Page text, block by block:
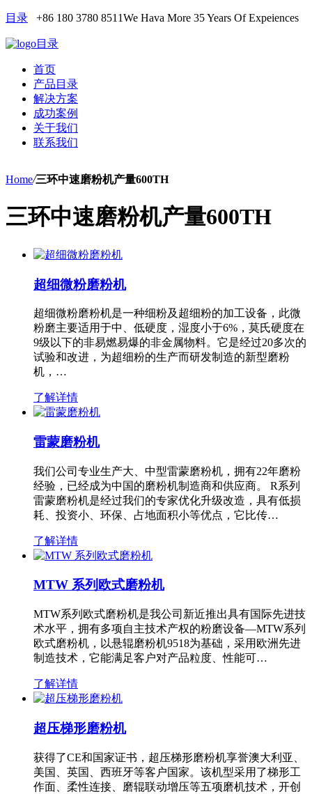
目录 +86 180 3780 8511We Hava More 35 Years Of Expeiences
目录
首页
产品目录
解决方案
成功案例
关于我们
联系我们
Home/三环中速磨粉机产量600TH
三环中速磨粉机产量600TH
超细微粉磨粉机
超细微粉磨粉机是一种细粉及超细粉的加工设备，此微
粉磨主要适用于中、低硬度，湿度小于6%，莫氏硬度在
9级以下的非易燃易爆的非金属物料。它是经过20多次的
试验和改进，为超细粉的生产而研发制造的新型磨粉
机，…
了解详情
雷蒙磨粉机
我们公司专业生产大、中型雷蒙磨粉机，拥有22年磨粉
经验，已经成为中国的磨粉机制造商和供应商。 R系列
雷蒙磨粉机是经过我们的专家优化升级改造，具有低损
耗、投资小、环保、占地面积小等优点，它比传…
了解详情
MTW 系列欧式磨粉机
MTW系列欧式磨粉机是我公司新近推出具有国际先进技
术水平，拥有多项自主技术产权的粉磨设备—MTW系列
欧式磨粉机，以悬辊磨粉机9518为基础，采用欧洲先进
制造技术，它能满足客户对产品粒度、性能可…
了解详情
超压梯形磨粉机
获得了CE和国家证书，超压梯形磨粉机享誉澳大利亚、
美国、英国、西班牙等客户国家。该机型采用了梯形工
作面、柔性连接、磨辊联动增压等五项磨机技术，开创